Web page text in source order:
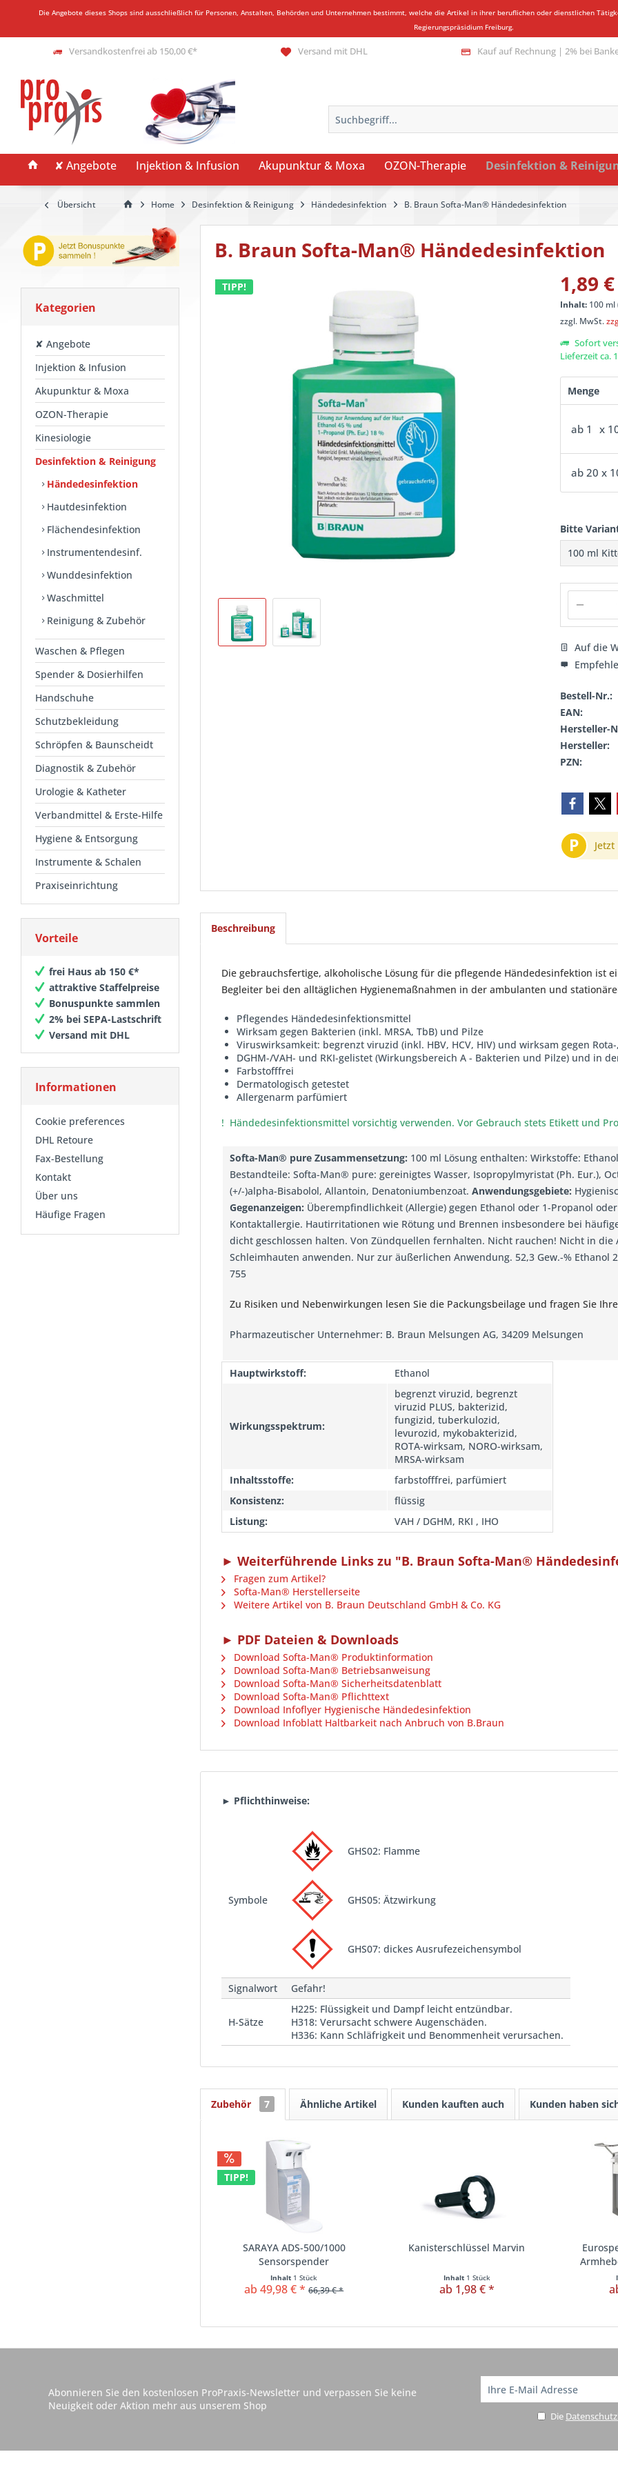
Die Angebote dieses Shops sind ausschließlich für Personen, Anstalten, Behörden und Unternehmen bestimmt, welche die Artikel in ihrer beruflichen oder dienstlichen
Regierungspräsidium Freiburg.
Versandkostenfrei ab 150,00 €* Versand mit DHL Kauf auf Rechnung | 2% bei
✘ Angebote Injektion & Infusion Akupunktur & Moxa OZON-Therapie Desinfektion &
Übersicht Home Desinfektion & Reinigung Händedesinfektion B. Braun Softa-Man® Händedesinfektion
Kategorien
✘ Angebote
Injektion & Infusion
Akupunktur & Moxa
OZON-Therapie
Kinesiologie
Desinfektion & Reinigung
Händedesinfektion
Hautdesinfektion
Flächendesinfektion
Instrumentendesinf.
Wunddesinfektion
Waschmittel
Reinigung & Zubehör
Waschen & Pflegen
Spender & Dosierhilfen
Handschuhe
Schutzbekleidung
Schröpfen & Baunscheidt
Diagnostik & Zubehör
Urologie & Katheter
Verbandmittel & Erste-Hilfe
Hygiene & Entsorgung
Instrumente & Schalen
Praxiseinrichtung
Vorteile
frei Haus ab 150 €*
attraktive Staffelpreise
Bonuspunkte sammlen
2% bei SEPA-Lastschrift
Versand mit DHL
Informationen
Cookie preferences
DHL Retoure
Fax-Bestellung
Kontakt
Über uns
Häufige Fragen
B. Braun Softa-Man® Händedesinfektion
TIPP! 1,89 €
Inhalt: 100 ml
zzgl. MwSt.
Sofort
Lieferzeit ca.
Menge
ab 1 x
ab 20 x
Bitte
Auf die
Bestell-Nr.:
EAN:
Hersteller-
Hersteller:
PZN:
P Jetzt
Beschreibung
Die gebrauchsfertige, alkoholische Lösung für die pflegende Händedesinfektion ist
Begleiter bei den alltäglichen Hygienemaßnahmen in der ambulanten und
Pflegendes Händedesinfektionsmittel
Wirksam gegen Bakterien (inkl. MRSA, TbB) und Pilze
Viruswirksamkeit: begrenzt viruzid (inkl. HBV, HCV, HIV) und wirksam gegen
DGHM-/VAH- und RKI-gelistet (Wirkungsbereich A - Bakterien und Pilze) und in
Farbstofffrei
Dermatologisch getestet
Allergenarm parfümiert
! Händedesinfektionsmittel vorsichtig verwenden. Vor Gebrauch stets Etikett und
Softa-Man® pure Zusammensetzung: 100 ml Lösung enthalten: Wirkstoffe:
Bestandteile: Softa-Man® pure: gereinigtes Wasser, Isopropylmyristat (Ph. Eur.),
(+/-)alpha-Bisabolol, Allantoin, Denatoniumbenzoat. Anwendungsgebiete:
Gegenanzeigen: Überempfindlichkeit (Allergie) gegen Ethanol oder 1-Propanol
Kontaktallergie. Hautirritationen wie Rötung und Brennen insbesondere bei
dicht geschlossen halten. Von Zündquellen fernhalten. Nicht rauchen! Nicht in
Schleimhauten anwenden. Nur zur äußerlichen Anwendung. 52,3 Gew.-% Ethanol
755
Zu Risiken und Nebenwirkungen lesen Sie die Packungsbeilage und fragen Sie
Pharmazeutischer Unternehmer: B. Braun Melsungen AG, 34209 Melsungen
Hauptwirkstoff: Ethanol
Wirkungsspektrum:
begrenzt viruzid, begrenzt
viruzid PLUS, bakterizid,
fungizid, tuberkulozid,
levurozid, mykobakterizid,
ROTA-wirksam, NORO-wirksam,
MRSA-wirksam
Inhaltsstoffe:
farbstofffrei, parfümiert
Konsistenz:
flüssig
Listung:
VAH / DGHM, RKI , IHO
► Weiterführende Links zu "B. Braun Softa-Man®
Fragen zum Artikel?
Softa-Man® Herstellerseite
Weitere Artikel von B. Braun Deutschland GmbH & Co. KG
► PDF Dateien & Downloads
Download Softa-Man® Produktinformation
Download Softa-Man® Betriebsanweisung
Download Softa-Man® Sicherheitsdatenblatt
Download Softa-Man® Pflichttext
Download Infoflyer Hygienische Händedesinfektion
Download Infoblatt Haltbarkeit nach Anbruch von B.Braun
► Pflichthinweise:
Symbole
GHS02: Flamme
GHS05: Ätzwirkung
GHS07: dickes Ausrufezeichensymbol
Signalwort Gefahr!
H-Sätze
H225: Flüssigkeit und Dampf leicht entzündbar.
H318: Verursacht schwere Augenschäden.
H336: Kann Schläfrigkeit und Benommenheit verursachen.
Zubehör 7 Ähnliche Artikel Kunden kauften auch Kunden haben
TIPP!
SARAYA ADS-500/1000
Sensorspender
Inhalt 1 Stück
ab 49,98 € * 66,39 € *
Kanisterschlüssel Marvin
Inhalt 1 Stück
ab 1,98 € *
Abonnieren Sie den kostenlosen ProPraxis-Newsletter und verpassen Sie keine
Neuigkeit oder Aktion mehr aus unserem Shop
Die